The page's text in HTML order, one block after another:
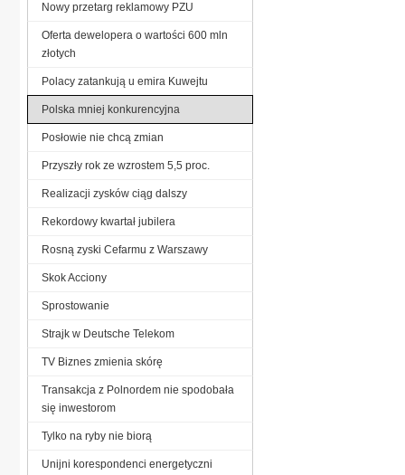
Nowy przetarg reklamowy PZU
Oferta dewelopera o wartości 600 mln
złotych
Polacy zatankują u emira Kuwejtu
Polska mniej konkurencyjna
Posłowie nie chcą zmian
Przyszły rok ze wzrostem 5,5 proc.
Realizacji zysków ciąg dalszy
Rekordowy kwartał jubilera
Rosną zyski Cefarmu z Warszawy
Skok Acciony
Sprostowanie
Strajk w Deutsche Telekom
TV Biznes zmienia skórę
Transakcja z Polnordem nie spodobała
się inwestorom
Tylko na ryby nie biorą
Unijni korespondenci energetyczni